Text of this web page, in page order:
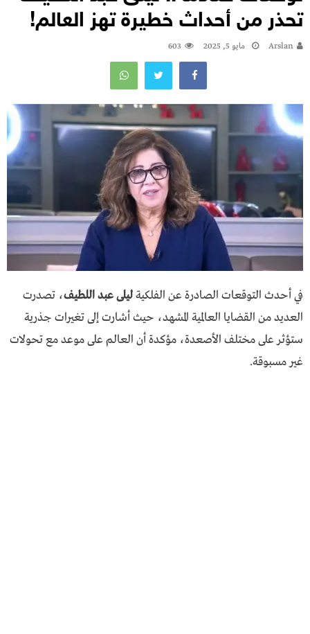
تحذر من أحداث خطيرة تهز العالم!
Arslan مايو 5, 2025 603
في أحدث التوقعات الصادرة عن الفلكيةليلى عبد اللطيف، تصدرت
العديد من القضايا العالمية المشهد، حيث أشارت إلى تغيرات جذرية
ستؤثر على مختلف الأصعدة، مؤكدة أن العالم على موعد مع تحولات
غير مسبوقة.